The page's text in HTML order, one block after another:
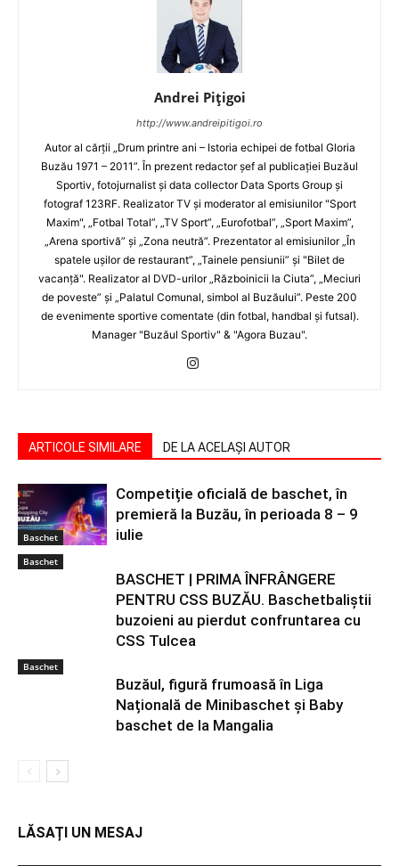
Andrei Pițigoi
http://www.andreipitigoi.ro
Autor al cărţii „Drum printre ani – Istoria echipei de fotbal Gloria
Buzău 1971 – 2011”. În prezent redactor şef al publicaţiei Buzăul
Sportiv, fotojurnalist şi data collector Data Sports Group şi
fotograf 123RF. Realizator TV şi moderator al emisiunilor "Sport
Maxim", „Fotbal Total”, „TV Sport”, „Eurofotbal”, „Sport Maxim”,
„Arena sportivă” şi „Zona neutră”. Prezentator al emisiunilor „În
spatele uşilor de restaurant”, „Tainele pensiunii” şi "Bilet de
vacanţă". Realizator al DVD-urilor „Războinicii la Ciuta”, „Meciuri
de poveste” şi „Palatul Comunal, simbol al Buzăului”. Peste 200
de evenimente sportive comentate (din fotbal, handbal şi futsal).
Manager "Buzăul Sportiv" & "Agora Buzau".
ARTICOLE SIMILARE DE LA ACELAȘI AUTOR
Baschet
Competiție oficială de baschet, în
premieră la Buzău, în perioada 8 – 9
iulie
Baschet
BASCHET | PRIMA ÎNFRÂNGERE
PENTRU CSS BUZĂU. Baschetbaliştii
buzoieni au pierdut confruntarea cu
CSS Tulcea
Baschet
Buzăul, figură frumoasă în Liga
Națională de Minibaschet și Baby
baschet de la Mangalia
LĂSAȚI UN MESAJ